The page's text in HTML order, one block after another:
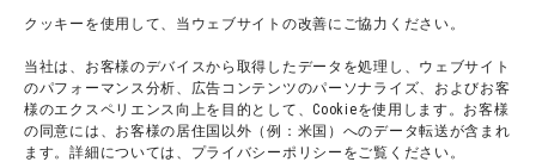
クッキーを使用して、当ウェブサイトの改善にご協力ください。
当社は、お客様のデバイスから取得したデータを処理し、ウェブサイト
のパフォーマンス分析、広告コンテンツのパーソナライズ、およびお客
様のエクスペリエンス向上を目的として、Cookieを使用します。お客様
の同意には、お客様の居住国以外（例：米国）へのデータ転送が含まれ
ます。詳細については、プライバシーポリシーをご覧ください。
お問い合わせ
利用規約
プライバシーポリシー
会社概要
スタッフ募集